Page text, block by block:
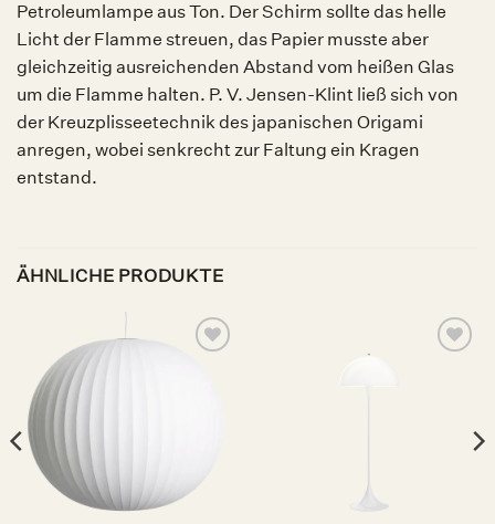
Petroleumlampe aus Ton. Der Schirm sollte das helle
Licht der Flamme streuen, das Papier musste aber
gleichzeitig ausreichenden Abstand vom heißen Glas
um die Flamme halten. P. V. Jensen-Klint ließ sich von
der Kreuzplisseetechnik des japanischen Origami
anregen, wobei senkrecht zur Faltung ein Kragen
entstand.
ÄHNLICHE PRODUKTE